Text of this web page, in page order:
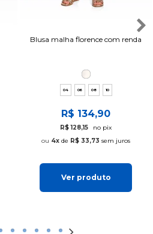
Blusa malha florence com renda
04 06 08 10
R$ 134,90
R$ 128,15
no pix
4x de R$ 33,73 sem juros
Ver produto